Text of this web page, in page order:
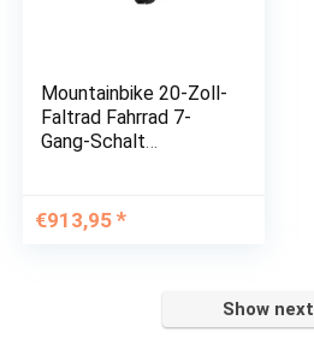
Mountainbike 20-Zoll-
Faltrad Fahrrad 7-
Gang-Schalt
Fahrrad Herren
Trekking Bike
€913,95
Show next